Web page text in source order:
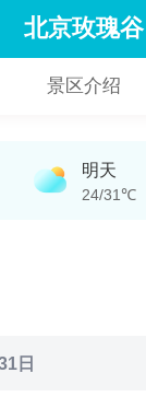
北京玫瑰谷
景区介绍
明天
24/31℃
日